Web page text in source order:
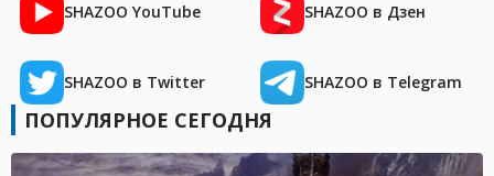
SHAZOO YouTube SHAZOO в Дзен
SHAZOO в Twitter SHAZOO в Telegram
ПОПУЛЯРНОЕ СЕГОДНЯ